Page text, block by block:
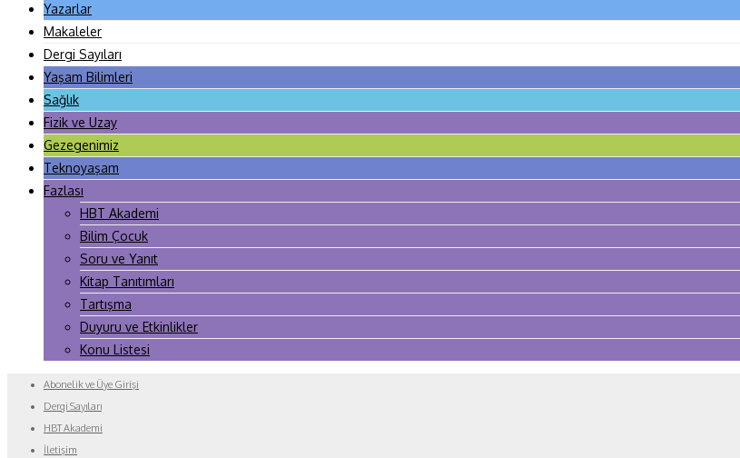
Yazarlar
Makaleler
Dergi Sayıları
Yaşam Bilimleri
Sağlık
Fizik ve Uzay
Gezegenimiz
Teknoyaşam
Fazlası
HBT Akademi
Bilim Çocuk
Soru ve Yanıt
Kitap Tanıtımları
Tartışma
Duyuru ve Etkinlikler
Konu Listesi
Abonelik ve Üye Girişi
Dergi Sayıları
HBT Akademi
İletişim